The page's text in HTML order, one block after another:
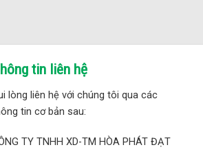
tin liên hệ
lòng liên hệ với chúng tôi qua các
tin cơ bản sau:
TY TNHH XD-TM HÒA PHÁT ĐẠT